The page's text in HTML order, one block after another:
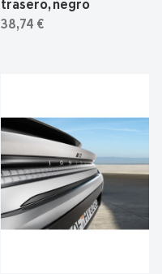
trasero, negro
38,74 €